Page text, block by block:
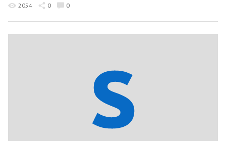
2054 0 0